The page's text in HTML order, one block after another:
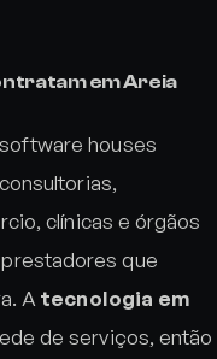
em Areia
houses
clínicas e órgãos
que
Atecnologia em
de serviços, então